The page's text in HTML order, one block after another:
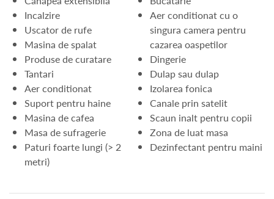
Incalzire
Uscator de rufe
Masina de spalat
Produse de curatare
Tantari
Aer conditionat
Suport pentru haine
Masina de cafea
Masa de sufragerie
Paturi foarte lungi (> 2
metri)
Aer conditionat cu o
singura camera pentru
cazarea oaspetilor
Dingerie
Dulap sau dulap
Izolarea fonica
Canale prin satelit
Scaun inalt pentru copii
Zona de luat masa
Dezinfectant pentru maini